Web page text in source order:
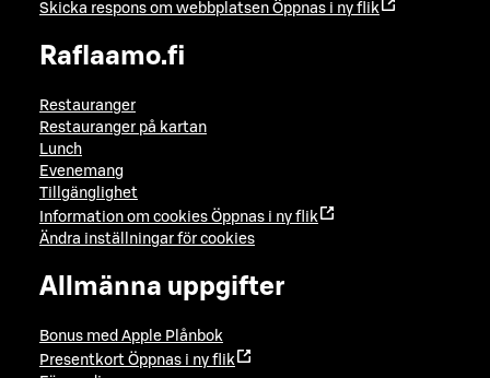
Skicka respons om webbplatsen Öppnas i ny flik
Raflaamo.fi
Restauranger
Restauranger på kartan
Lunch
Evenemang
Tillgänglighet
Information om cookies Öppnas i ny flik
Ändra inställningar för cookies
Allmänna uppgifter
Bonus med Apple Plånbok
Presentkort Öppnas i ny flik